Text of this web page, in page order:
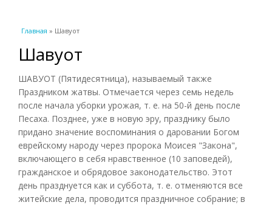
Вы здесь
Главная » Шавуот
Шавуот
ШАВУОТ (Пятидесятница), называемый также
Праздником жатвы. Отмечается через семь недель
после начала уборки урожая, т. е. на 50-й день после
Песаха. Позднее, уже в новую эру, празднику было
придано значение воспоминания о даровании Богом
еврейскому народу через пророка Моисея "Закона",
включающего в себя нравственное (10 заповедей),
гражданское и обрядовое законодательство. Этот
день празднуется как и суббота, т. е. отменяются все
житейские дела, проводится праздничное собрание; в